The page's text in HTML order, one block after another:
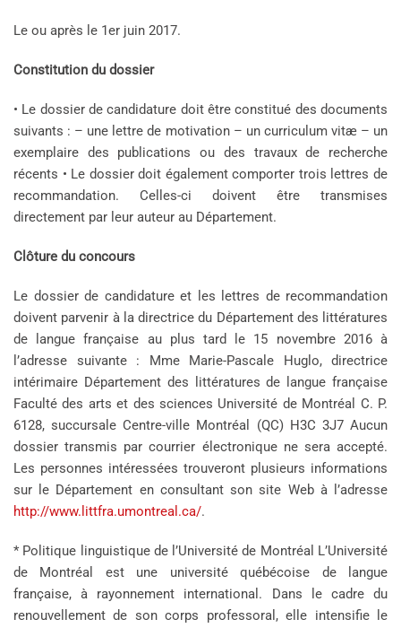
Le ou après le 1er juin 2017.
Constitution du dossier
• Le dossier de candidature doit être constitué des documents
suivants : – une lettre de motivation – un curriculum vitæ – un
exemplaire des publications ou des travaux de recherche
récents • Le dossier doit également comporter trois lettres de
recommandation. Celles-ci doivent être transmises
directement par leur auteur au Département.
Clôture du concours
Le dossier de candidature et les lettres de recommandation
doivent parvenir à la directrice du Département des littératures
de langue française au plus tard le 15 novembre 2016 à
l’adresse suivante : Mme Marie-Pascale Huglo, directrice
intérimaire Département des littératures de langue française
Faculté des arts et des sciences Université de Montréal C. P.
6128, succursale Centre-ville Montréal (QC) H3C 3J7 Aucun
dossier transmis par courrier électronique ne sera accepté.
Les personnes intéressées trouveront plusieurs informations
sur le Département en consultant son site Web à l’adresse
http://www.littfra.umontreal.ca/.
* Politique linguistique de l’Université de Montréal L’Université
de Montréal est une université québécoise de langue
française, à rayonnement international. Dans le cadre du
renouvellement de son corps professoral, elle intensifie le